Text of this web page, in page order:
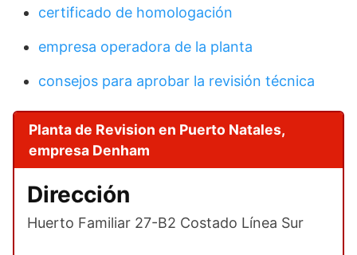
certificado de homologación
empresa operadora de la planta
consejos para aprobar la revisión técnica
Planta de Revision en Puerto Natales,
empresa Denham
Dirección
Huerto Familiar 27-B2 Costado Línea Sur